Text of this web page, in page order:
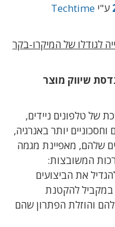
ע"י Techtime
לגודלו של המיקרו-בקר
שיווק מוצר
טלפונים ניידים,
יותר באנרגיה,
שלהם, מאפיינת מגמה
המשובצות:
את הביצועים
במקביל להקטנת
והוזלת הפתרון שהם